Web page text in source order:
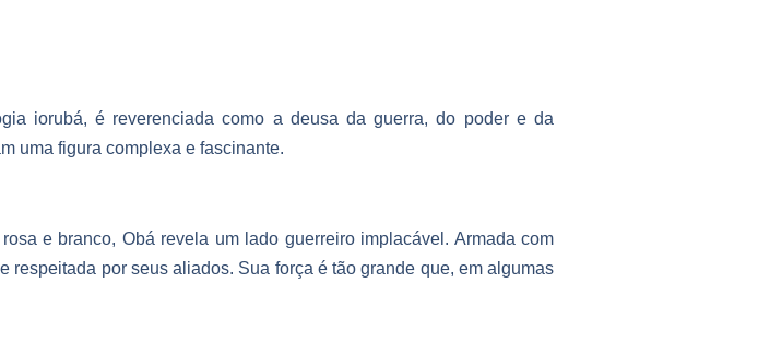
iorubá, é reverenciada como a deusa da guerra, do poder e da
uma figura complexa e fascinante.
e branco, Obá revela um lado guerreiro implacável. Armada com
por seus aliados. Sua força é tão grande que, em algumas